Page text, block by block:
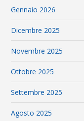
Gennaio 2026
Dicembre 2025
Novembre 2025
Ottobre 2025
Settembre 2025
Agosto 2025